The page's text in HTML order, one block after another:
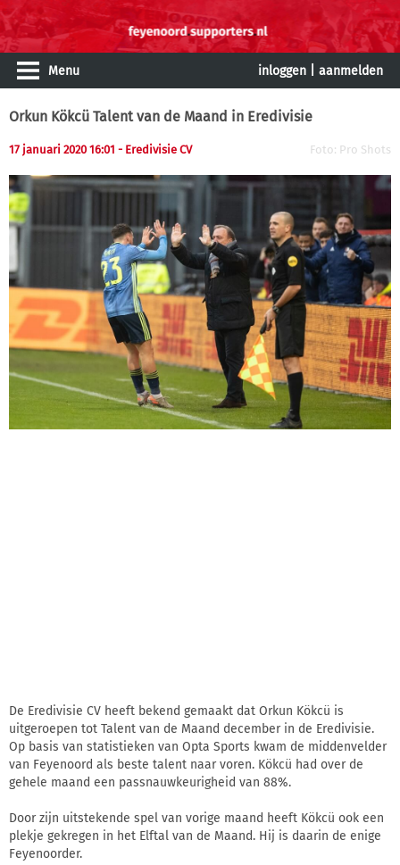
Menu inloggen aanmelden
Orkun Kökcü Talent van de Maand in Eredivisie
17 januari 2020 16:01 - Eredivisie CV Foto: Pro Shots
De Eredivisie CV heeft bekend gemaakt dat Orkun Kökcü is
uitgeroepen tot Talent van de Maand december in de Eredivisie.
Op basis van statistieken van Opta Sports kwam de middenvelder
van Feyenoord als beste talent naar voren. Kökcü had over de
gehele maand een passnauwkeurigheid van 88%.
Door zijn uitstekende spel van vorige maand heeft Kökcü ook een
plekje gekregen in het Elftal van de Maand. Hij is daarin de enige
Feyenoorder.